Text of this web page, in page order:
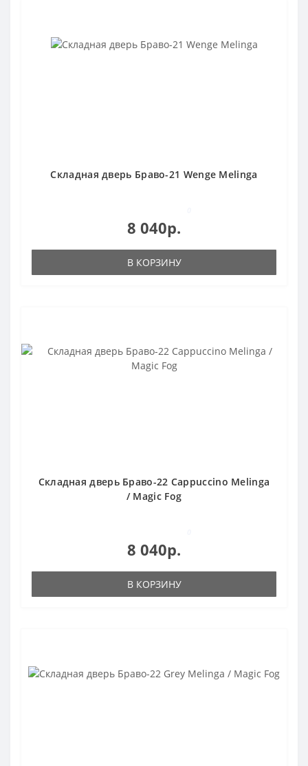
Складная дверь Браво-21 Wenge Melinga
8 040р.
В КОРЗИНУ
Складная дверь Браво-22 Cappuccino Melinga
/ Magic Fog
8 040р.
В КОРЗИНУ